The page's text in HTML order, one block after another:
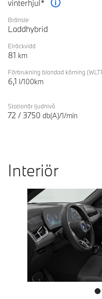
vinterhjul*
Bränsle
Laddhybrid
Elräckvidd
81 km
Förbrukning blandad körning
6,1 l/100km
Stationär ljudnivå
72 / 3750 db(A)/1/min
Interiör
Prevoius